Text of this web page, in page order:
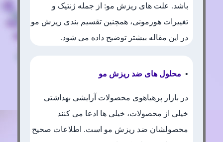
باشد. علت های ریزش مو: از جمله ژنتیک و
تغییرات هورمونی، همچنین تقسیم بندی ریزش مو
در این مقاله بیشتر توضیح داده می شود.
• محلول های ضد ریزش مو
در بازار پرهیاهوی محصولات آرایشی بهداشتی
خیلی از محصولات، خیلی ها ادعا می کنند
محصولشان ضد ریزش مو است. اطلاعات صحیح